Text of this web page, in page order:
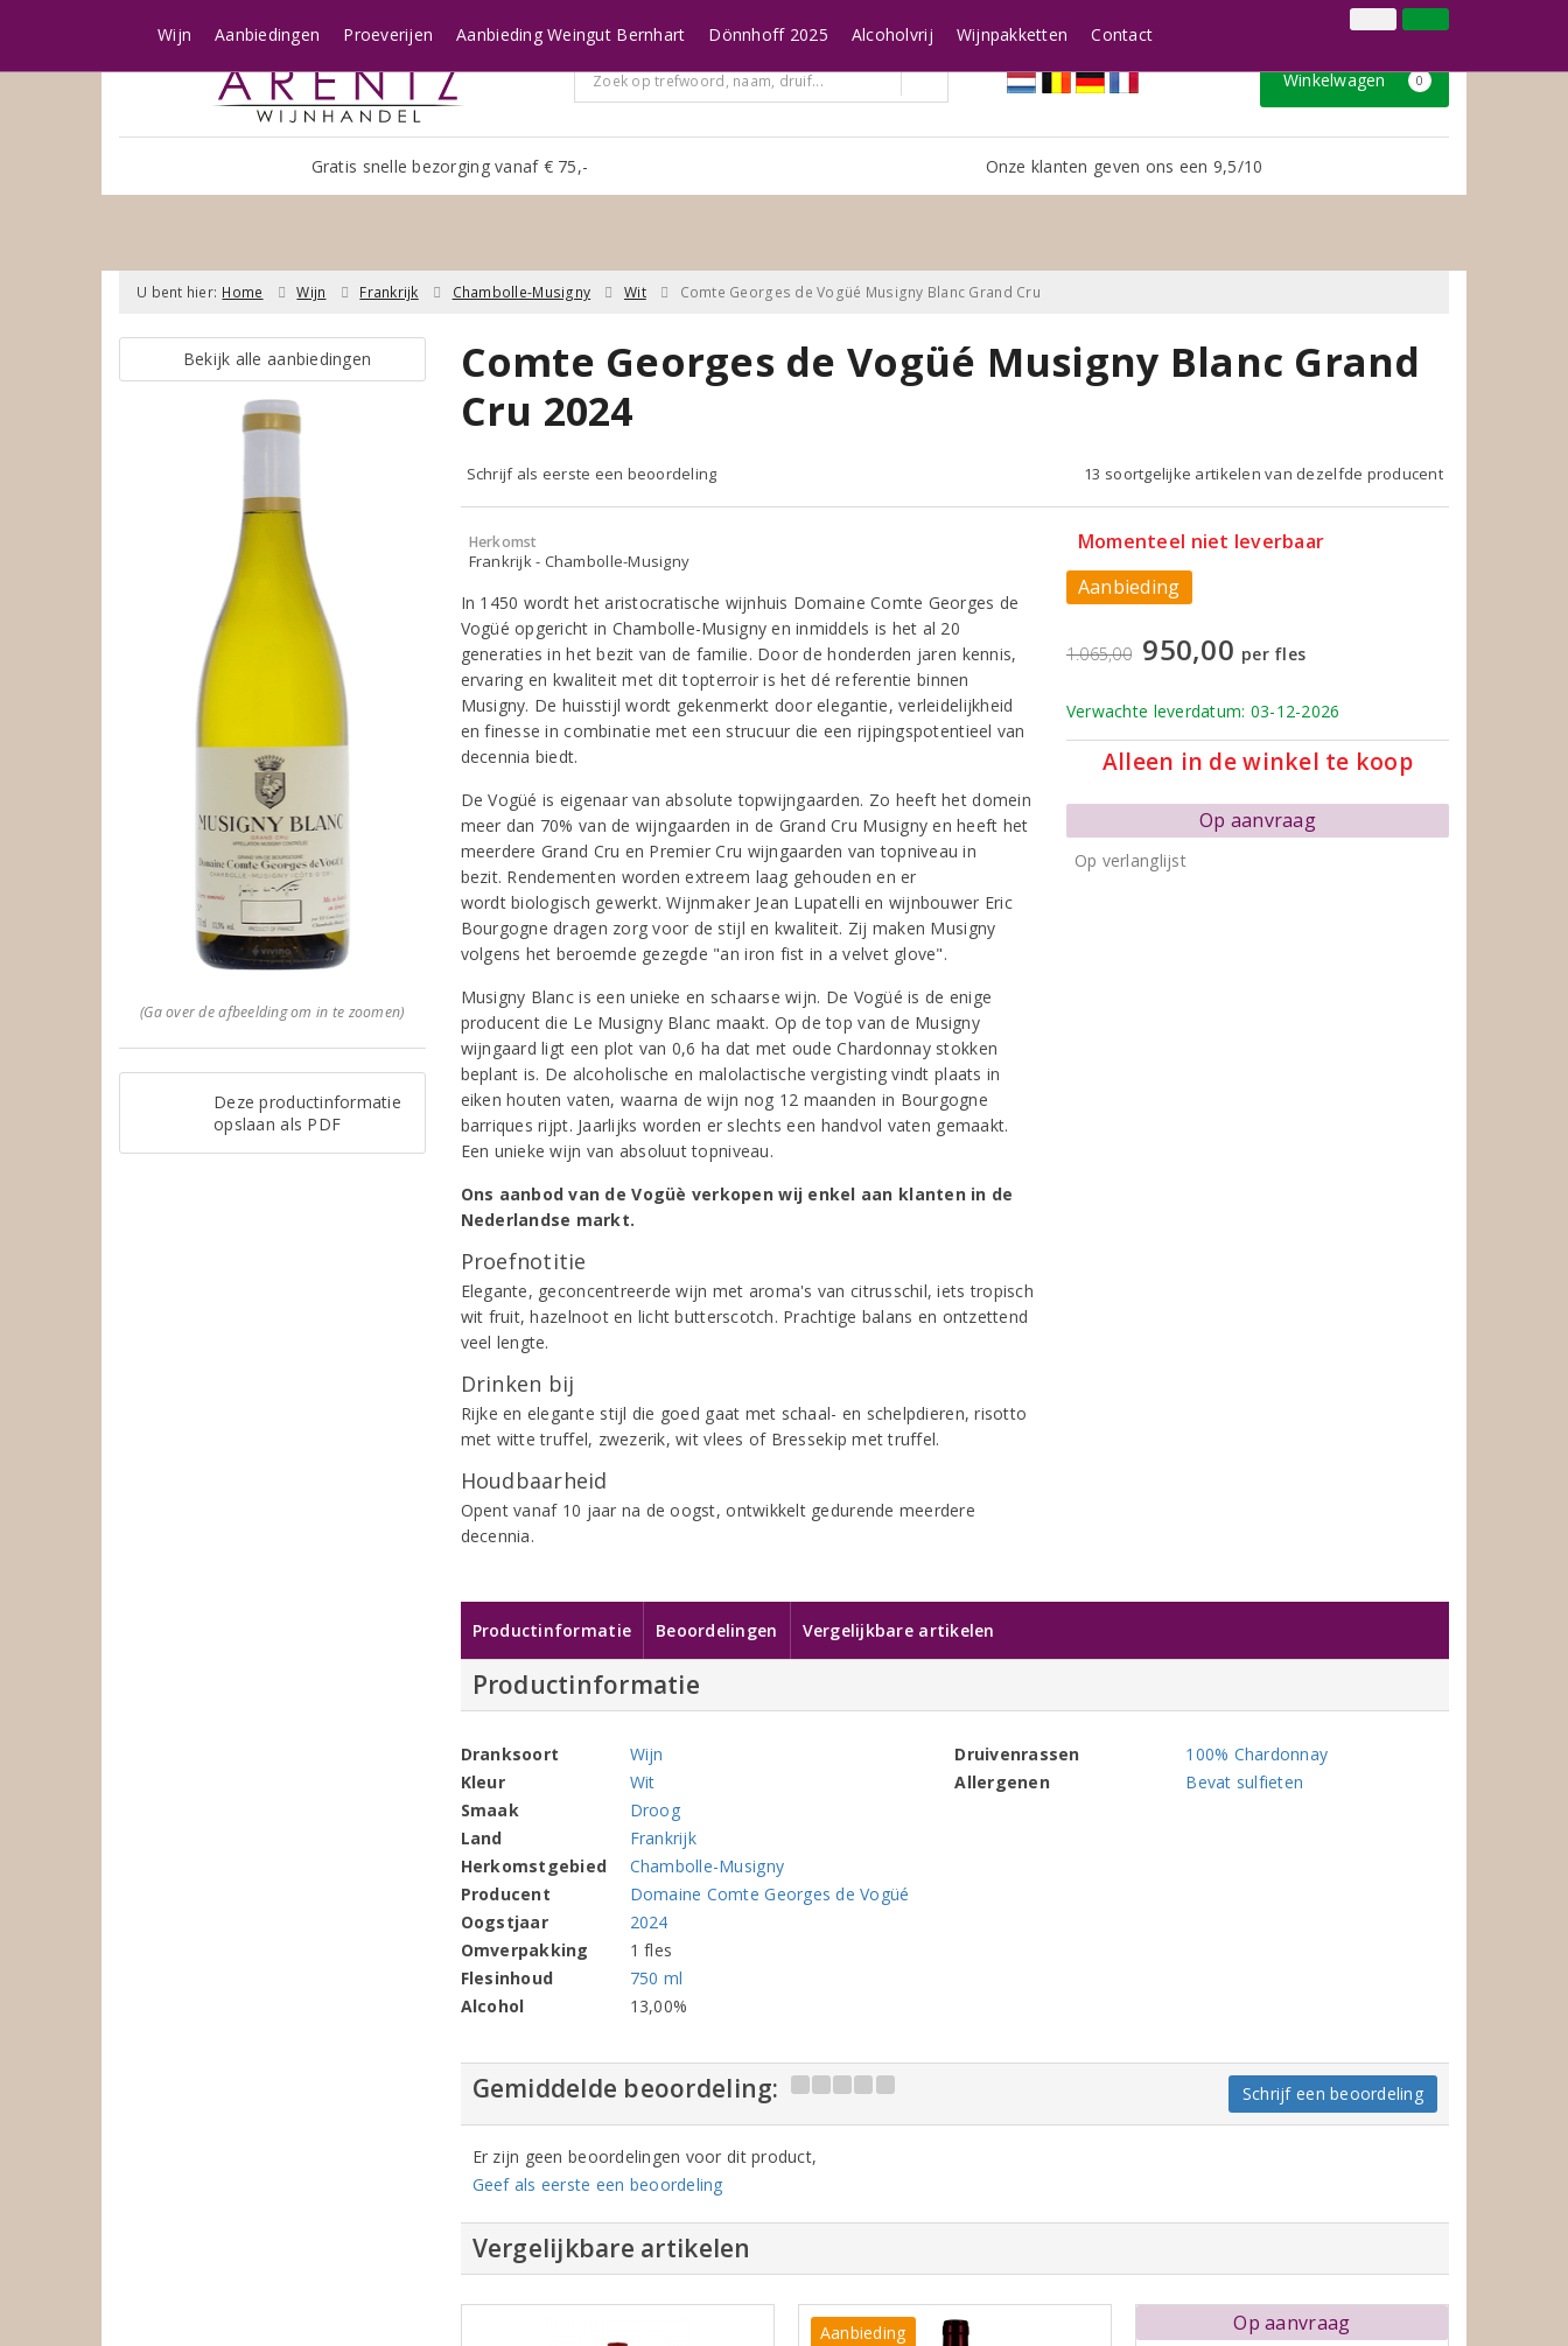
Klantenservice
Winkelwagen 0
Gratis snelle bezorging vanaf € 75,- Onze klanten geven ons een 9,5/10
Wijn Aanbiedingen Proeverijen Aanbieding Weingut Bernhart Dönnhoff 2025 Alcoholvrij Wijnpakketten Contact
U bent hier: Home Wijn Frankrijk Chambolle-Musigny Wit Comte Georges de Vogüé Musigny Blanc Grand Cru
Bekijk alle aanbiedingen
(Ga over de afbeelding om in te zoomen)
Deze productinformatie
opslaan als PDF
Comte Georges de Vogüé Musigny Blanc Grand
Cru 2024
Schrijf als eerste een beoordeling 13 soortgelijke artikelen van dezelfde producent
Herkomst
Frankrijk - Chambolle-Musigny
In 1450 wordt het aristocratische wijnhuis Domaine Comte Georges de
Vogüé opgericht in Chambolle-Musigny en inmiddels is het al 20
generaties in het bezit van de familie. Door de honderden jaren kennis,
ervaring en kwaliteit met dit topterroir is het dé referentie binnen
Musigny. De huisstijl wordt gekenmerkt door elegantie, verleidelijkheid
en finesse in combinatie met een strucuur die een rijpingspotentieel van
decennia biedt.
De Vogüé is eigenaar van absolute topwijngaarden. Zo heeft het domein
meer dan 70% van de wijngaarden in de Grand Cru Musigny en heeft het
meerdere Grand Cru en Premier Cru wijngaarden van topniveau in
bezit. Rendementen worden extreem laag gehouden en er
wordt biologisch gewerkt. Wijnmaker Jean Lupatelli en wijnbouwer Eric
Bourgogne dragen zorg voor de stijl en kwaliteit. Zij maken Musigny
volgens het beroemde gezegde "an iron fist in a velvet glove".
Musigny Blanc is een unieke en schaarse wijn. De Vogüé is de enige
producent die Le Musigny Blanc maakt. Op de top van de Musigny
wijngaard ligt een plot van 0,6 ha dat met oude Chardonnay stokken
beplant is. De alcoholische en malolactische vergisting vindt plaats in
eiken houten vaten, waarna de wijn nog 12 maanden in Bourgogne
barriques rijpt. Jaarlijks worden er slechts een handvol vaten gemaakt.
Een unieke wijn van absoluut topniveau.
Ons aanbod van de Vogüè verkopen wij enkel aan klanten in de
Nederlandse markt.
Proefnotitie
Elegante, geconcentreerde wijn met aroma's van citrusschil, iets tropisch
wit fruit, hazelnoot en licht butterscotch. Prachtige balans en ontzettend
veel lengte.
Drinken bij
Rijke en elegante stijl die goed gaat met schaal- en schelpdieren, risotto
met witte truffel, zwezerik, wit vlees of Bressekip met truffel.
Houdbaarheid
Opent vanaf 10 jaar na de oogst, ontwikkelt gedurende meerdere
decennia.
Momenteel niet leverbaar
Aanbieding
1.065,00 950,00 per fles
Verwachte leverdatum: 03-12-2026
Alleen in de winkel te koop
Op aanvraag
Op verlanglijst
Productinformatie Beoordelingen Vergelijkbare artikelen
Productinformatie
Dranksoort
Wijn
Kleur
Wit
Smaak
Droog
Land
Frankrijk
Herkomstgebied
Chambolle-Musigny
Producent
Domaine Comte Georges de Vogüé
Oogstjaar
2024
Omverpakking
1 fles
Flesinhoud
750 ml
Alcohol
13,00%
Druivenrassen
100% Chardonnay
Allergenen
Bevat sulfieten
Gemiddelde beoordeling: Schrijf een beoordeling
Er zijn geen beoordelingen voor dit product,
Geef als eerste een beoordeling
Vergelijkbare artikelen
Aanbieding Op aanvraag